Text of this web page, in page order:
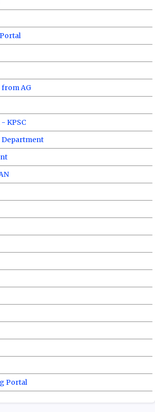
from AG
KPSC
Department
Portal